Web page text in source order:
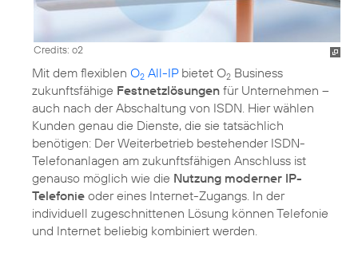
Credits: o2
Mit dem flexiblen O2 All-IPbietet O2 Business
zukunftsfähige Festnetzlösungen für Unternehmen –
auch nach der Abschaltung von ISDN. Hier wählen
Kunden genau die Dienste, die sie tatsächlich
benötigen: Der Weiterbetrieb bestehender ISDN-
Telefonanlagen am zukunftsfähigen Anschluss ist
genauso möglich wie die Nutzung moderner IP-
Telefonie oder eines Internet-Zugangs. In der
individuell zugeschnittenen Lösung können Telefonie
und Internet beliebig kombiniert werden.